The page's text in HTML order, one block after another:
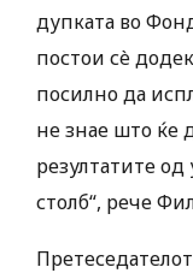
дупката во
постои сè
посилно да
не знае што ќе
резултатите
столб“, рече